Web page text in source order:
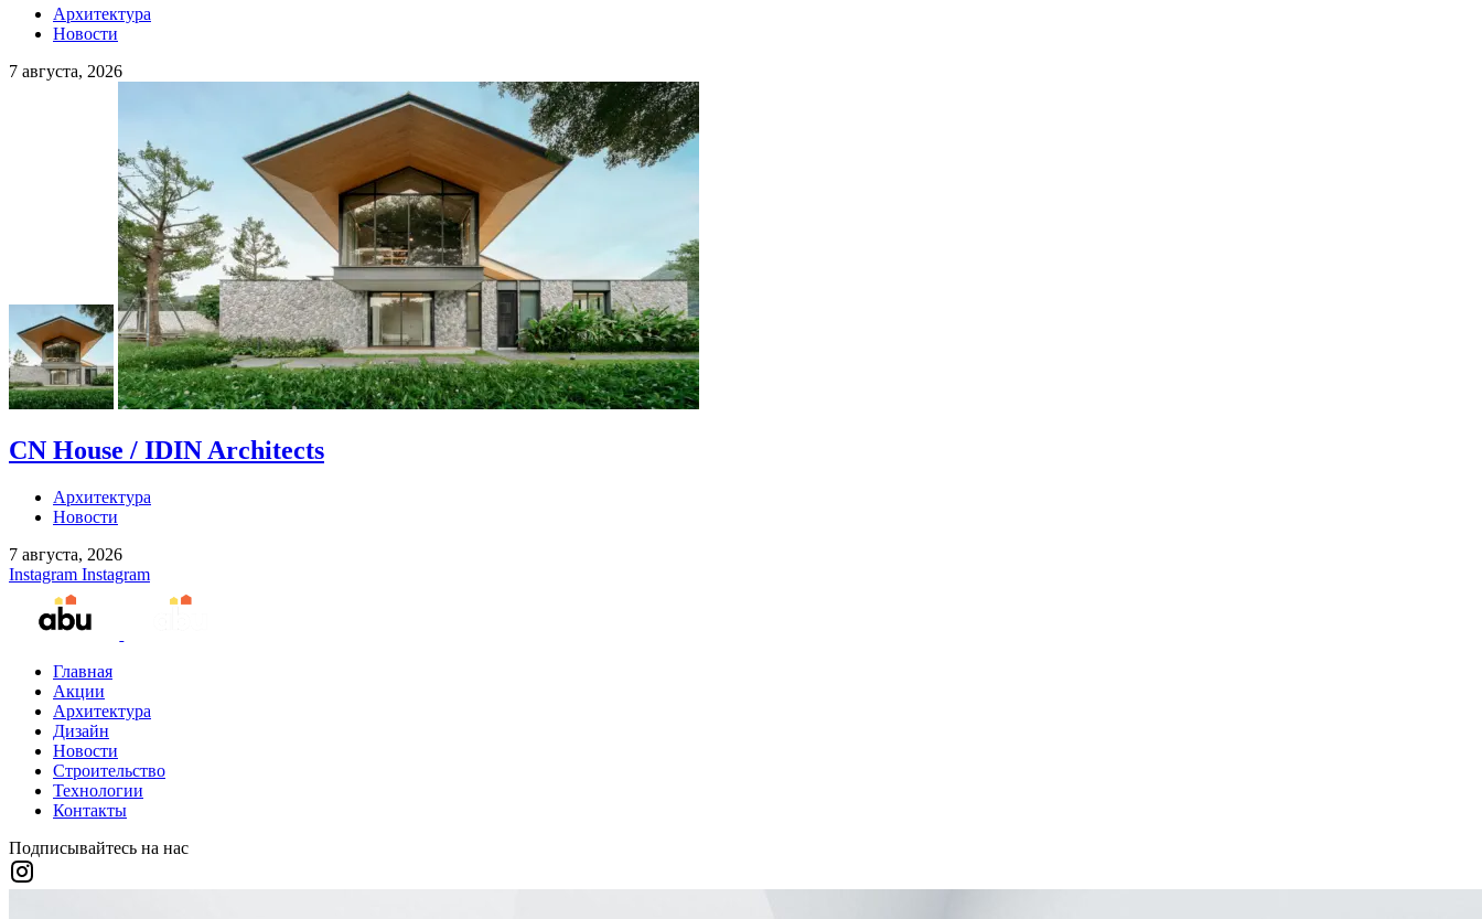
Архитектура
Новости
7 августа, 2026
CN House / IDIN Architects
Архитектура
Новости
7 августа, 2026
Instagram Instagram
Главная
Акции
Архитектура
Дизайн
Новости
Строительство
Технологии
Контакты
Подписывайтесь на нас